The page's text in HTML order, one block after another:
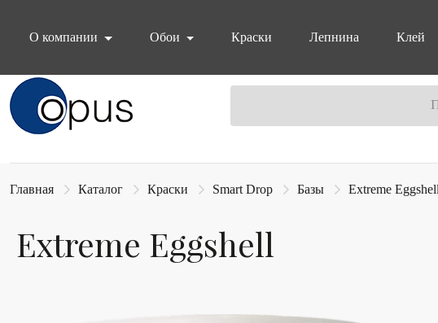
О компании
Обои Краски Лепнина Клей
Блок поиска
Главная Каталог Краски Smart Drop Базы Extreme Eggshell
Extreme Eggshell